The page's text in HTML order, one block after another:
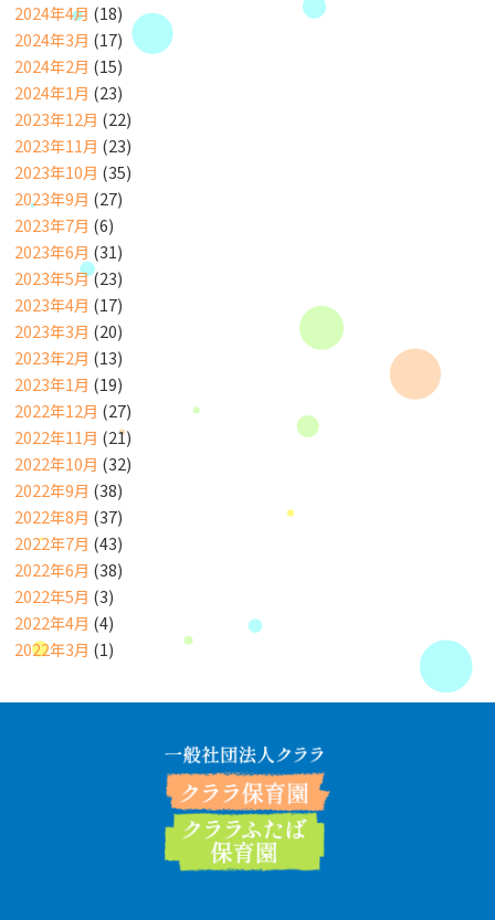
2024年4月 (18)
2024年3月 (17)
2024年2月 (15)
2024年1月 (23)
2023年12月 (22)
2023年11月 (23)
2023年10月 (35)
2023年9月 (27)
2023年7月 (6)
2023年6月 (31)
2023年5月(23)
2023年4月 (17)
2023年3月 (20)
2023年2月 (13)
2023年1月 (19)
2022年12月 (27)
2022年11月 (21)
2022年10月 (32)
2022年9月 (38)
2022年8月 (37)
2022年7月 (43)
2022年6月 (38)
2022年5月 (3)
2022年4月 (4)
2022年3月 (1)